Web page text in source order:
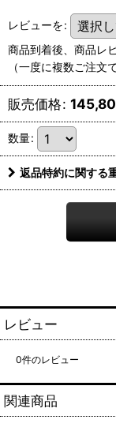
レビューを:
商品到着後、商品レ
（一度に複数ご注文
販売価格:
数量:
返品特約に関する
レビュー
0件のレビュー
関連商品